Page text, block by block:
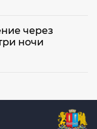
через
ночи